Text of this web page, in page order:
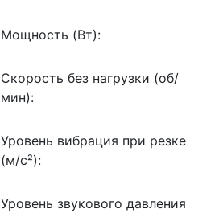
Мощность (Вт):
Скорость без нагрузки (об/
мин):
Уровень вибрация при резке
(м/с²):
Уровень звукового давления